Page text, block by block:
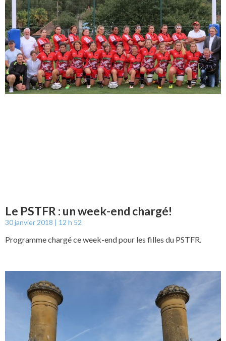
Le PSTFR : un week-end chargé!
30 janvier 2018 12 h 52
Programme chargé ce week-end pour les filles du PSTFR.